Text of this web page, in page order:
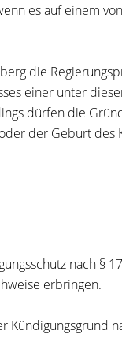
es auf einem
die
einer unter
dürfen die
der Geburt des
nach §
erbringen.
Kündigungsgrund